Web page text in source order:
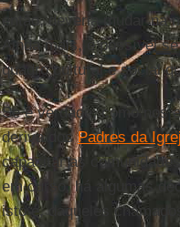
então, deveria mudar na
Ainda mais, é possível
quadro cultural e social
Se é verdade, como nos
deriva dosPadres da
capacitar as
em curso, há algumas
isto é, daqueles